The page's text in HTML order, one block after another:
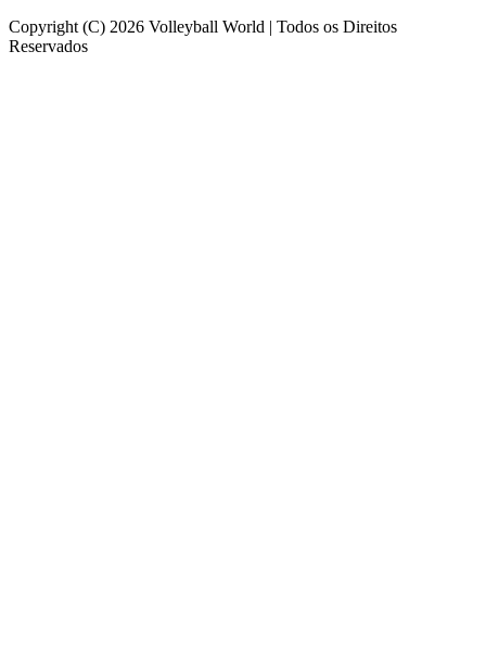
Copyright (C) 2026 Volleyball World | Todos os Direitos
Reservados